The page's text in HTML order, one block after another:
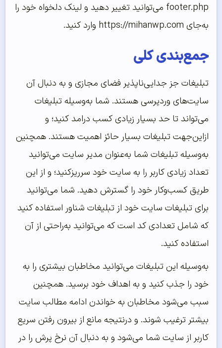
footer.php می‌توانید تغییر دهید و لینک دلخواه خود را
به‌جای https://mihanwp.com وارد کنید.
جمع‌بندی کلی
تبلیغات جز جدایی‌ناپذیر فضای مجازی و به دنبال آن
سایت‌های وردپرسی هستند. شما به‌وسیله تبلیغات
می‌تواند تا حد بسیار زیادی کسب درامد کنید؛ و
ازاین‌جهت تبلیغات بسیار حائز اهمیت هستند. همچنین
به‌وسیله تبلیغات شما به‌عنوان مدیر سایت می‌توانید
تعداد زیادی کاربر را به سایت خود سرریزکنید؛ و از این
طریق کسب‌وکار خود را گسترش دهید. شما می‌توانید
برای تبلیغات سایت خود از تبلیغات شناور استفاده کنید
که شامل تعدادی کد است که می‌توانید به‌راحتی از آن
استفاده کنید.
به‌وسیله این تبلیغات می‌توانید مخاطبان بیشتری را به
خود را جذب کنید و به اهداف خود برسید. همچنین
سبب می‌شود مخاطبان به خواندن ادامه مطالب سایت
بیشتر ترغیب شوند. و درنتیجه مانع از بیرون رفتن سریع
کاربر از سایت شما می‌شود و به دنبال آن نرخ پرش را در